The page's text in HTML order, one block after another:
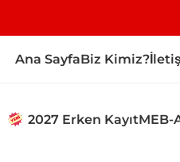
Ana SayfaBiz Kimiz?
2027 Erken KayıtMEB-